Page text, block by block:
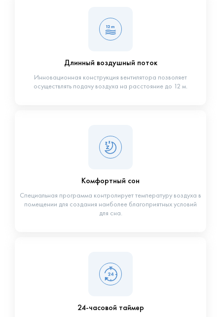
Длинный воздушный поток
Инновационная конструкция вентилятора позволяет
осуществлять подачу воздуха на расстояние до 12 м.
Комфортный сон
Специальная программа контролирует температуру воздуха в
помещении для создания наиболее благоприятных условий
для сна.
24-часовой таймер